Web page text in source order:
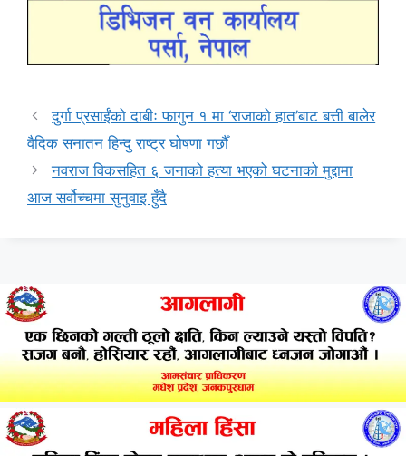
दुर्गा प्रसाईंको दाबीः फागुन १ मा ‘राजाको हात’बाट बत्ती बालेर
वैदिक सनातन हिन्दु राष्ट्र घोषणा गर्छौँ
नवराज विकसहित ६ जनाको हत्या भएको घटनाको मुद्दामा
आज सर्वोच्चमा सुनुवाइ हुँदै